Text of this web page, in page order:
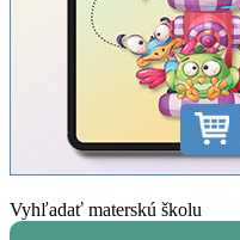
Vyhľadať materskú školu